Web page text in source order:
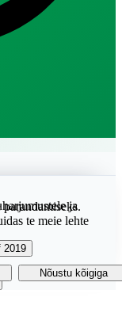
ja
2019
te meie lehte
Nõustu kõigiga